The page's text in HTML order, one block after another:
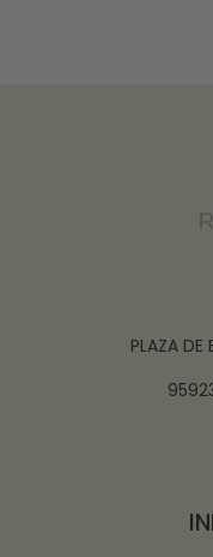
PLAZA DE